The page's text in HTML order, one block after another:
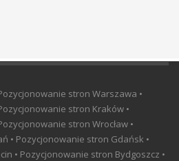
stron Warszawa •
stron Kraków •
stron Wrocław •
• Pozycjonowanie stron Gdańsk •
• Pozycjonowanie stron Bydgoszcz •